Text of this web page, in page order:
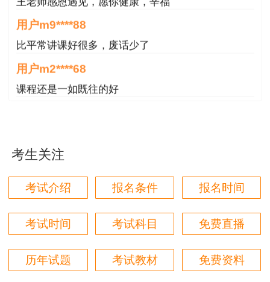
用户m9****88
比平常讲课好很多，废话少了
用户m2****68
课程还是一如既往的好
用户m8****68
非常好
用户m6****66
好
好
考生关注
考试介绍 报名条件 报名时间
考试时间 考试科目 免费直播
历年试题 考试教材 免费资料